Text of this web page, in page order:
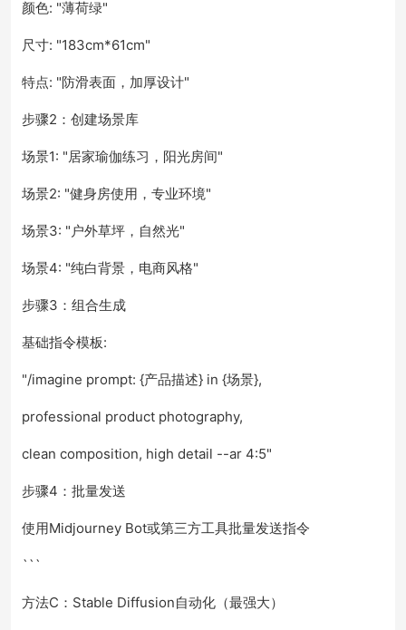
颜色: "薄荷绿"
尺寸: "183cm*61cm"
特点: "防滑表面，加厚设计"
步骤2：创建场景库
场景1: "居家瑜伽练习，阳光房间"
场景2: "健身房使用，专业环境"
场景3: "户外草坪，自然光"
场景4: "纯白背景，电商风格"
步骤3：组合生成
基础指令模板:
"/imagine prompt: {产品描述} in {场景},
professional product photography,
clean composition, high detail --ar 4:5"
步骤4：批量发送
使用Midjourney Bot或第三方工具批量发送指令
```
方法C：Stable Diffusion自动化（最强大）